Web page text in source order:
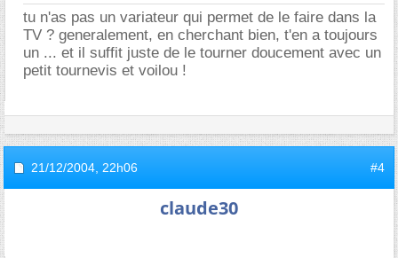
tu n'as pas un variateur qui permet de le faire dans la
TV ? generalement, en cherchant bien, t'en a toujours
un ... et il suffit juste de le tourner doucement avec un
petit tournevis et voilou !
21/12/2004, 22h06 #4
claude30